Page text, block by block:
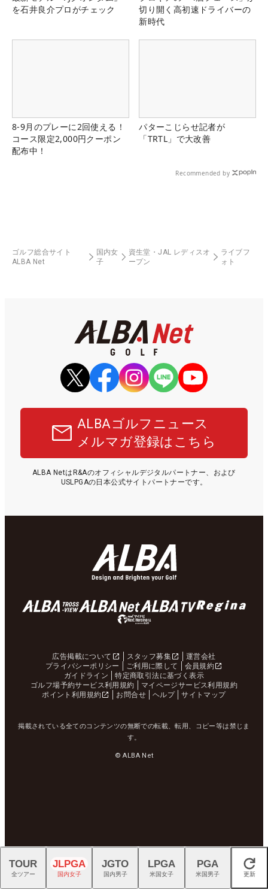
を石井良介プロがチェック
切り開く高初速ドライバーの
新時代
8-9月のプレーに2回使える！
コース限定2,000円クーポン
配布中！
パターこじらせ記者が
「TRTL」で大改善
Recommended by
ゴルフ総合サイト
ALBA Net
国内女
子
資生堂・JAL レディスオ
ープン
ライブフ
ォト
ALBAゴルフニュース
メルマガ登録はこちら
ALBA NetはR&Aのオフィシャルデジタルパートナー、および
USLPGAの日本公式サイトパートナーです。
広告掲載について スタッフ募集
運営会社
プライバシーポリシー
ご利用に際して
会員規約
ガイドライン
特定商取引法に基づく表示
ゴルフ場予約サービス利用規約
マイページサービス利用規約
ポイント利用規約
お問合せ ヘルプ サイトマップ
掲載されている全てのコンテンツの無断での転載、転用、コピー等は禁じま
す。
© ALBA Net
閉じる
TOUR
全ツアー
JLPGA
国内女子
JGTO
国内男子
LPGA
米国女子
PGA
米国男子 更新